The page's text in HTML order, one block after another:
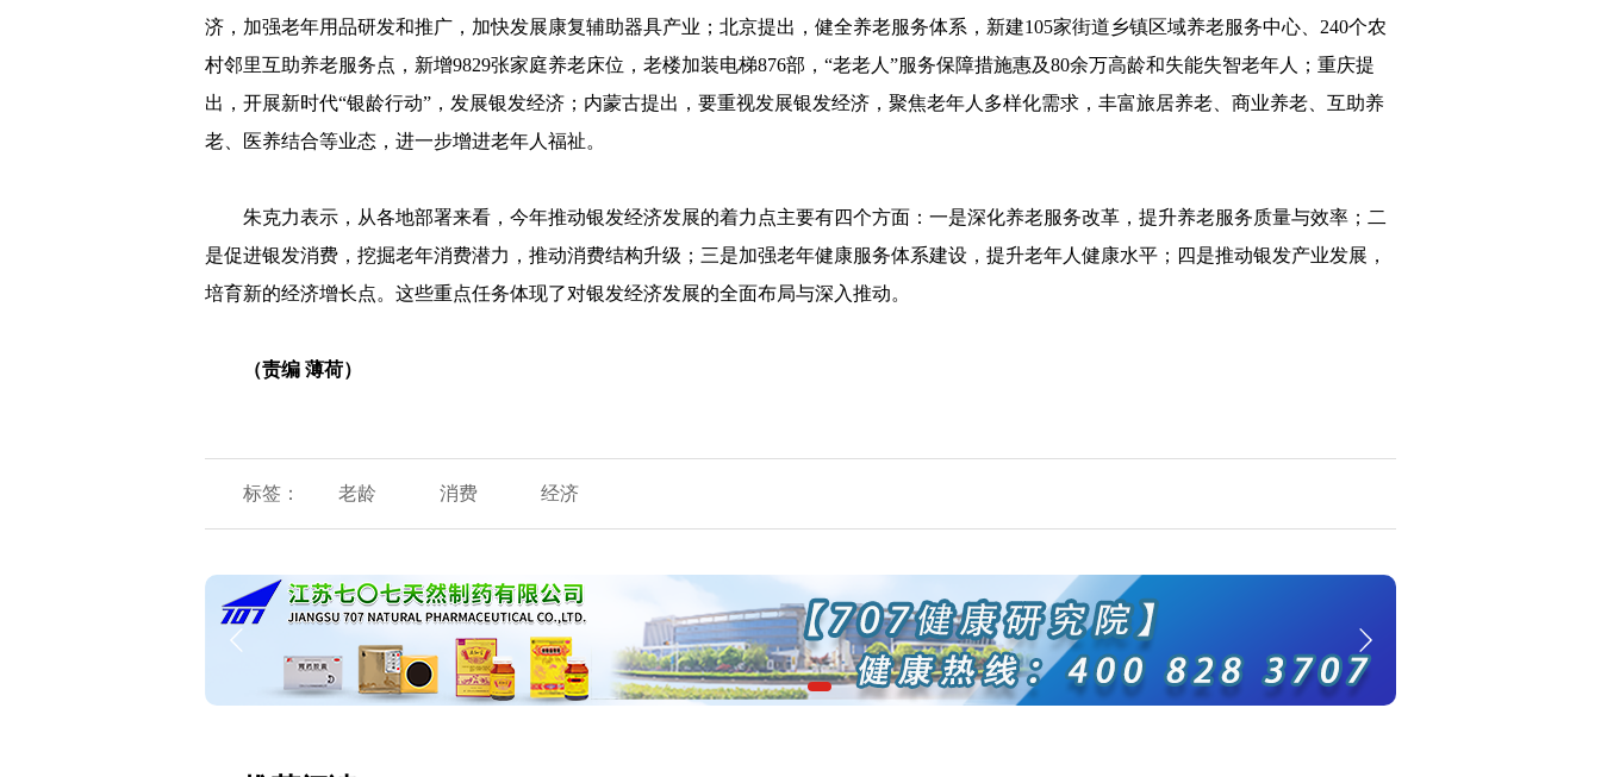
济，加强老年用品研发和推广，加快发展康复辅助器具产业；北京提出，健全养老服务体系，新建105家街道乡镇区域养老服务中心、240个农
村邻里互助养老服务点，新增9829张家庭养老床位，老楼加装电梯876部，“老老人”服务保障措施惠及80余万高龄和失能失智老年人；重庆提
出，开展新时代“银龄行动”，发展银发经济；内蒙古提出，要重视发展银发经济，聚焦老年人多样化需求，丰富旅居养老、商业养老、互助养
老、医养结合等业态，进一步增进老年人福祉。
朱克力表示，从各地部署来看，今年推动银发经济发展的着力点主要有四个方面：一是深化养老服务改革，提升养老服务质量与效率；二
是促进银发消费，挖掘老年消费潜力，推动消费结构升级；三是加强老年健康服务体系建设，提升老年人健康水平；四是推动银发产业发展，
培育新的经济增长点。这些重点任务体现了对银发经济发展的全面布局与深入推动。
（责编 薄荷）
标签： 老龄 消费 经济